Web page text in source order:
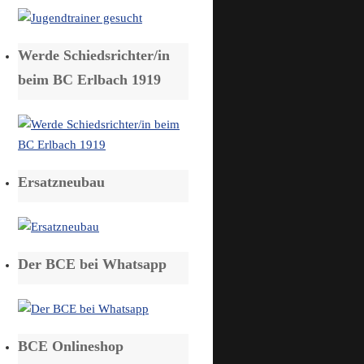
Werde Schiedsrichter/in
beim BC Erlbach 1919
Ersatzneubau
Der BCE bei Whatsapp
BCE Onlineshop